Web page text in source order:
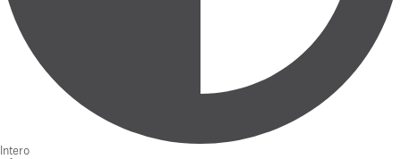
Intero